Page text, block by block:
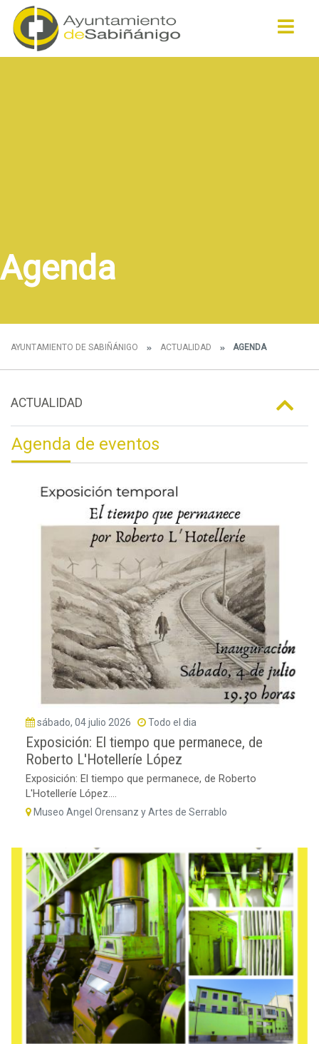
Agenda
AYUNTAMIENTO DE SABIÑÁNIGO ACTUALIDAD AGENDA
ACTUALIDAD
Agenda de eventos
sábado, 04 julio 2026 Todo el dia
Exposición: El tiempo que permanece, de
Roberto L'Hotelleríe López
Exposición: El tiempo que permanece, de Roberto
L'Hotelleríe López....
Museo Angel Orensanz y Artes de Serrablo